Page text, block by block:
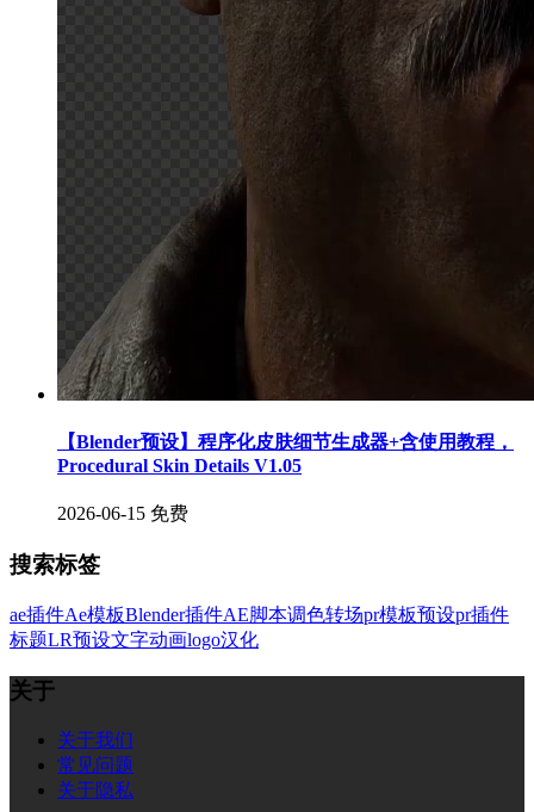
【Blender预设】程序化皮肤细节生成器+含使用教程，
Procedural Skin Details V1.05
2026-06-15 免费
搜索标签
ae插件Ae模板Blender插件AE脚本调色转场pr模板预设pr插件
标题LR预设文字动画logo汉化
关于
关于我们
常见问题
关于隐私